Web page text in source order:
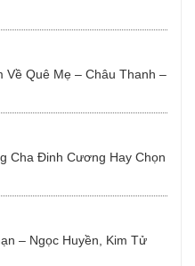
Quê Mẹ – Châu Thanh –
Cha Đinh Cương Hay Chọn
– Ngọc Huyền, Kim Tử